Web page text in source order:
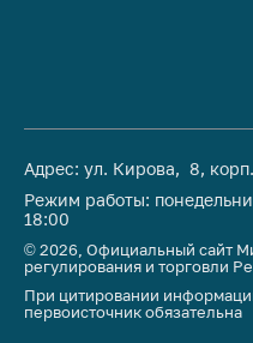
Адрес: ул. Кирова, 8,
Режим работы:
18:00
© 2026, Официальный сайт
регулирования и торговли
При цитировании
первоисточник обязательна